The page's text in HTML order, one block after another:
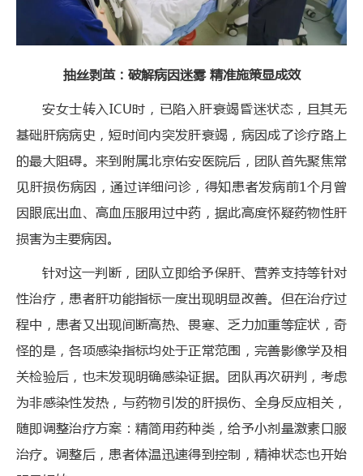
抽丝剥茧：破解病因迷雾 精准施策显成效
安女士转入ICU时，已陷入肝衰竭昏迷状态，且其无
基础肝病病史，短时间内突发肝衰竭，病因成了诊疗路上
的最大阻碍。来到附属北京佑安医院后，团队首先聚焦常
见肝损伤病因，通过详细问诊，得知患者发病前1个月曾
因眼底出血、高血压服用过中药，据此高度怀疑药物性肝
损害为主要病因。
针对这一判断，团队立即给予保肝、营养支持等针对
性治疗，患者肝功能指标一度出现明显改善。但在治疗过
程中，患者又出现间断高热、畏寒、乏力加重等症状，奇
怪的是，各项感染指标均处于正常范围，完善影像学及相
关检验后，也未发现明确感染证据。团队再次研判，考虑
为非感染性发热，与药物引发的肝损伤、全身反应相关，
随即调整治疗方案：精简用药种类，给予小剂量激素口服
治疗。调整后，患者体温迅速得到控制，精神状态也开始